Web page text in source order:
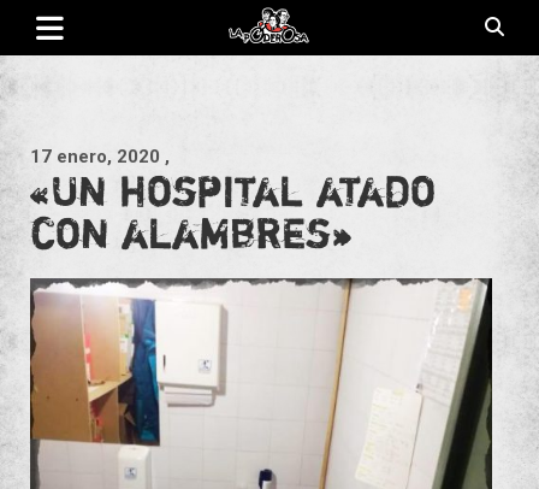
Saltar
contenido
17 enero, 2020 ,
«Un hospital atado
con alambres»